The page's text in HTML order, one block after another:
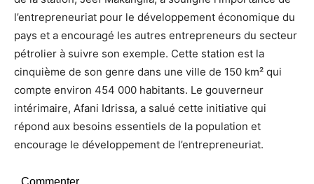
l’entrepreneuriat pour le développement économique du
pays et a encouragé les autres entrepreneurs du secteur
pétrolier à suivre son exemple. Cette station est la
cinquième de son genre dans une ville de 150 km² qui
compte environ 454 000 habitants. Le gouverneur
intérimaire, Afani Idrissa, a salué cette initiative qui
répond aux besoins essentiels de la population et
encourage le développement de l’entrepreneuriat.